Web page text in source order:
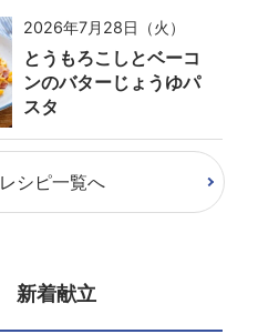
2026年7月28日（火）
とうもろこしとベーコ
ンのバターじょうゆパ
スタ
レシピ一覧へ
新着献立